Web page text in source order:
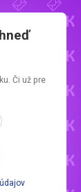
Či už pre